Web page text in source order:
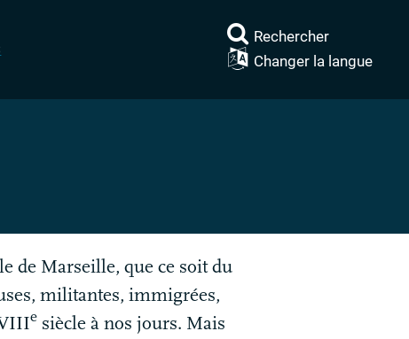
Rechercher
Changer la langue
de Marseille, que ce soit du
militantes, immigrées,
esiècle à nos jours. Mais